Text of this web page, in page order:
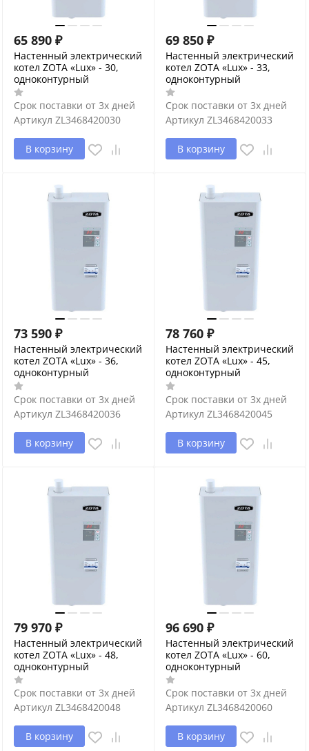
65 890 ₽
Настенный электрический
котел ZOTA «Lux» - 30,
одноконтурный
Срок поставки от 3х дней
Артикул ZL3468420030
В корзину
69 850 ₽
Настенный электрический
котел ZOTA «Lux» - 33,
одноконтурный
Срок поставки от 3х дней
Артикул ZL3468420033
В корзину
73 590 ₽
Настенный электрический
котел ZOTA «Lux» - 36,
одноконтурный
Срок поставки от 3х дней
Артикул ZL3468420036
В корзину
78 760 ₽
Настенный электрический
котел ZOTA «Lux» - 45,
одноконтурный
Срок поставки от 3х дней
Артикул ZL3468420045
В корзину
79 970 ₽
Настенный электрический
котел ZOTA «Lux» - 48,
одноконтурный
Срок поставки от 3х дней
Артикул ZL3468420048
В корзину
96 690 ₽
Настенный электрический
котел ZOTA «Lux» - 60,
одноконтурный
Срок поставки от 3х дней
Артикул ZL3468420060
В корзину